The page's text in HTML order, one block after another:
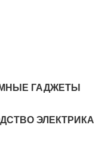
ГАДЖЕТЫ
ЭЛЕКТРИКА